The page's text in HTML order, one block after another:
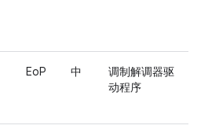
EoP 中
调制解调器驱
动程序